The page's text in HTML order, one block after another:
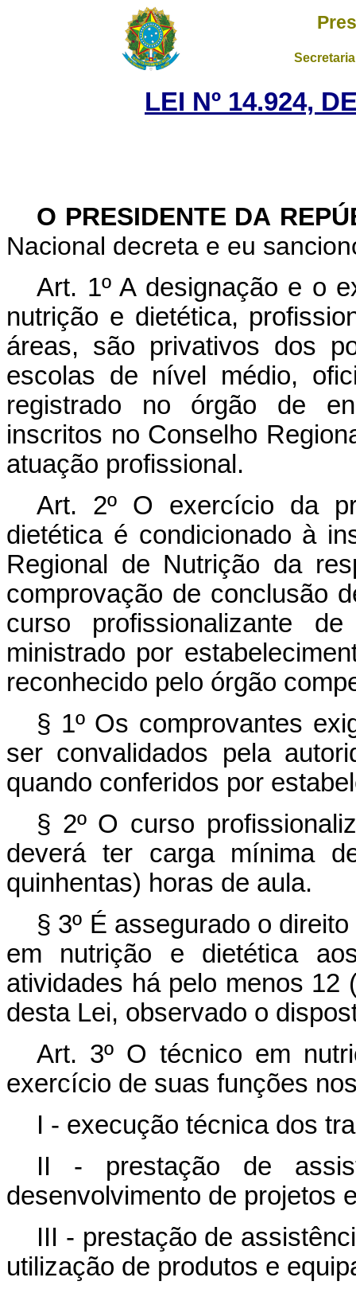
LEI Nº 14.924,
O PRESIDENTE DA
Nacional decreta e eu
Art. 1ºA designação e o
nutrição e dietética,
áreas, são privativos dos
escolas de nível médio,
registrado no órgão de
inscritos no Conselho
atuação profissional.
Art. 2º O exercício da
dietética é condicionado à
Regional de Nutrição da
comprovação de conclusão
curso profissionalizante
ministrado por
reconhecido pelo órgão
§ 1º Os comprovantes
ser convalidados pela
quando conferidos por
§ 2º O curso
deverá ter carga mínima
quinhentas) horas de aula.
§ 3º É assegurado o
em nutrição e dietética
atividades há pelo menos 12
desta Lei, observado o
Art. 3º O técnico em
exercício de suas funções
I - execução técnica dos
II - prestação de
desenvolvimento de projetos
III - prestação de
utilização de produtos e